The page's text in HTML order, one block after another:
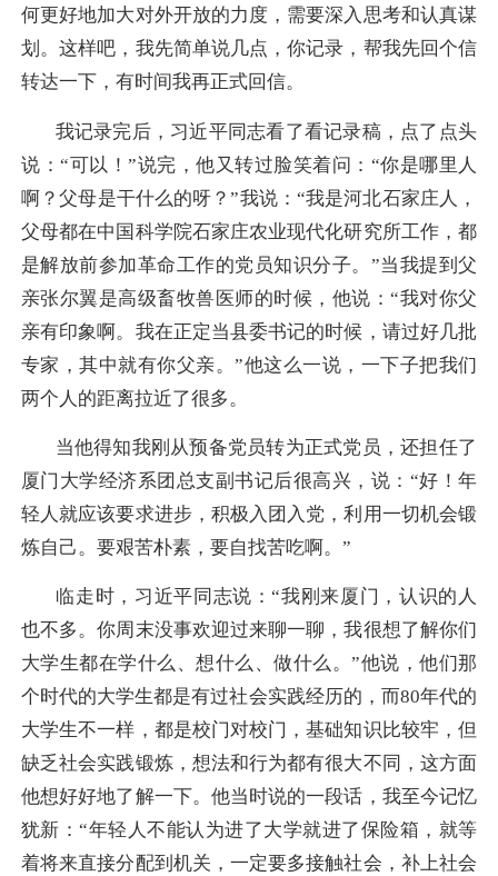
何更好地加大对外开放的力度，需要深入思考和认真谋
划。这样吧，我先简单说几点，你记录，帮我先回个信
转达一下，有时间我再正式回信。
我记录完后，习近平同志看了看记录稿，点了点头
说：“可以！”说完，他又转过脸笑着问：“你是哪里人
啊？父母是干什么的呀？”我说：“我是河北石家庄人，
父母都在中国科学院石家庄农业现代化研究所工作，都
是解放前参加革命工作的党员知识分子。”当我提到父
亲张尔翼是高级畜牧兽医师的时候，他说：“我对你父
亲有印象啊。我在正定当县委书记的时候，请过好几批
专家，其中就有你父亲。”他这么一说，一下子把我们
两个人的距离拉近了很多。
当他得知我刚从预备党员转为正式党员，还担任了
厦门大学经济系团总支副书记后很高兴，说：“好！年
轻人就应该要求进步，积极入团入党，利用一切机会锻
炼自己。要艰苦朴素，要自找苦吃啊。”
临走时，习近平同志说：“我刚来厦门，认识的人
也不多。你周末没事欢迎过来聊一聊，我很想了解你们
大学生都在学什么、想什么、做什么。”他说，他们那
个时代的大学生都是有过社会实践经历的，而80年代的
大学生不一样，都是校门对校门，基础知识比较牢，但
缺乏社会实践锻炼，想法和行为都有很大不同，这方面
他想好好地了解一下。他当时说的一段话，我至今记忆
犹新：“年轻人不能认为进了大学就进了保险箱，就等
着将来直接分配到机关，一定要多接触社会，补上社会